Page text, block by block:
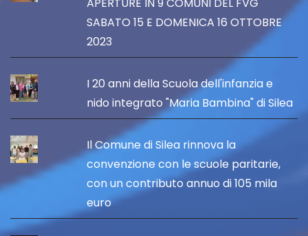
APERTURE IN 9 COMUNI DEL FVG
SABATO 15 E DOMENICA 16 OTTOBRE
2023
I 20 anni della Scuola dell'infanzia e
nido integrato "Maria Bambina" di Silea
Il Comune di Silea rinnova la
convenzione con le scuole paritarie,
con un contributo annuo di 105 mila
euro